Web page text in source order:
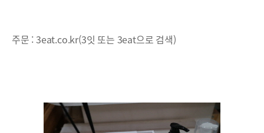
주문 : 3eat.co.kr(3잇 또는 3eat으로 검색)